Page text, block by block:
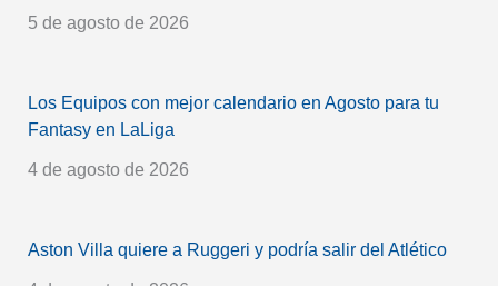
5 de agosto de 2026
Los Equipos con mejor calendario en Agosto para tu
Fantasy en LaLiga
4 de agosto de 2026
Aston Villa quiere a Ruggeri y podría salir del Atlético